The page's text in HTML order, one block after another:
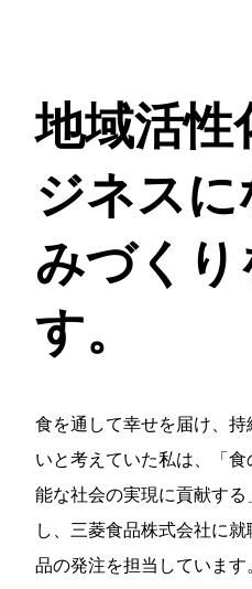
地域活性
ジネスに
みづくり
す。
食を通して幸せを届け、
いと考えていた私は、「
能な社会の実現に貢献す
し、三菱食品株式会社に
品の発注を担当していま